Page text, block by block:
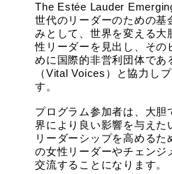
The Estée Lauder
世代のリーダーのための基
みとして、世界を変える大
性リーダーを見出し、その
めに国際的非営利団体であ
（Vital Voices）と協力し
す。
プログラム参加者は、大胆
界により良い影響を与えた
リーダーシップを高めるた
の女性リーダーやチェンジ
交流することになります。